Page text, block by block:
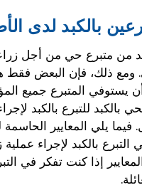
بالكبد لدى
من متبرع حي من أجل
ومع ذلك، فإن البعض فقط
يستوفي المتبرع جميع
بالكبد للتبرع بالكبد
فيما يلي المعايير الحاسمة
بالكبد لإجراء عملية
إذا كنت تفكر في